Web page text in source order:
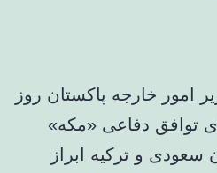
امور خارجه پاکستان روز
توافق دفاعی «مکه»
سعودی و ترکیه ابراز